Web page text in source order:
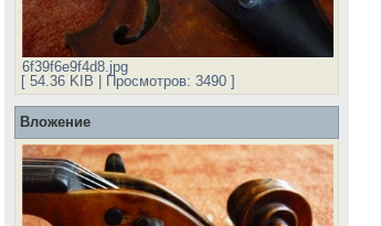
6f39f6e9f4d8.jpg
[ 54.36 KIB | Просмотров: 3490 ]
Вложение